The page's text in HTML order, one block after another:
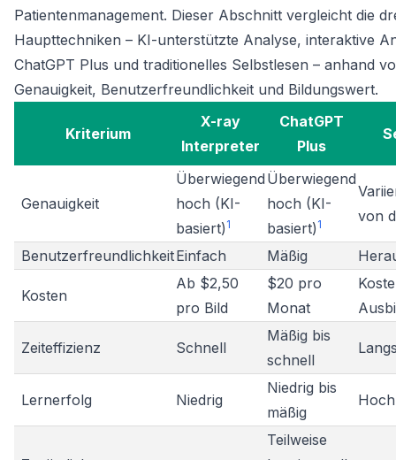
Patientenmanagement. Dieser Abschnitt vergleicht die
Haupttechniken – KI-unterstützte Analyse, interaktive
ChatGPT Plus und traditionelles Selbstlesen – anhand
Genauigkeit, Benutzerfreundlichkeit und Bildungswert.
Kriterium
X-ray
Interpreter
ChatGPT
Plus
Genauigkeit
Überwiegend
hoch (KI-
basiert) 1
Überwiegend
hoch (KI-
basiert) 1
von
BenutzerfreundlichkeitEinfach Mäßig
Kosten
Ab $2,50
pro Bild
$20 pro
Monat
Zeiteffizienz Schnell
Mäßig bis
schnell
Lernerfolg Niedrig
Niedrig bis
mäßig
Hoch
Teilweise